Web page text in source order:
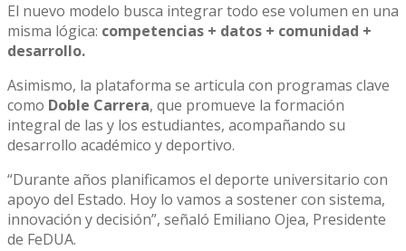
El nuevo modelo busca integrar todo ese volumen en una
misma lógica: competencias + datos + comunidad +
desarrollo.
Asimismo, la plataforma se articula con programas clave
como Doble Carrera, que promueve la formación
integral de las y los estudiantes, acompañando su
desarrollo académico y deportivo.
“Durante años planificamos el deporte universitario con
apoyo del Estado. Hoy lo vamos a sostener con sistema,
innovación y decisión”, señaló Emiliano Ojea, Presidente
de FeDUA.